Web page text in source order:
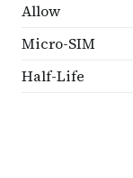
Allow
Micro-SIM
Half-Life